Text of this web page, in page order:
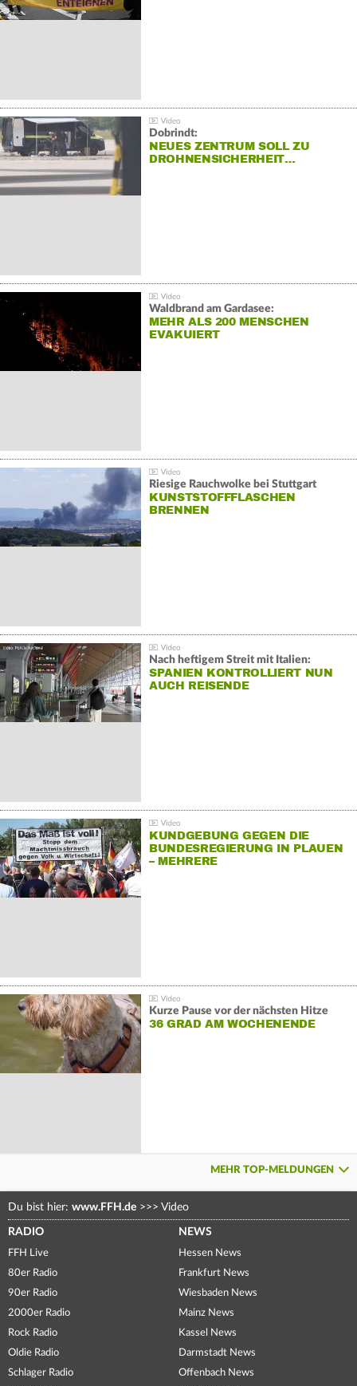
Dobrindt:
NEUES ZENTRUM SOLL ZU
DROHNENSICHERHEIT…
Waldbrand am Gardasee:
MEHR ALS 200 MENSCHEN
EVAKUIERT
Riesige Rauchwolke bei Stuttgart
KUNSTSTOFFFLASCHEN
BRENNEN
Nach heftigem Streit mit Italien:
SPANIEN KONTROLLIERT NUN
AUCH REISENDE
KUNDGEBUNG GEGEN DIE
BUNDESREGIERUNG IN PLAUEN
– MEHRERE
Kurze Pause vor der nächsten Hitze
36 GRAD AM WOCHENENDE
MEHR TOP-MELDUNGEN
Du bist hier: www.FFH.de >>> Video
RADIO
FFH Live
80er Radio
90er Radio
2000er Radio
Rock Radio
Oldie Radio
Schlager Radio
NEWS
Hessen News
Frankfurt News
Wiesbaden News
Mainz News
Kassel News
Darmstadt News
Offenbach News